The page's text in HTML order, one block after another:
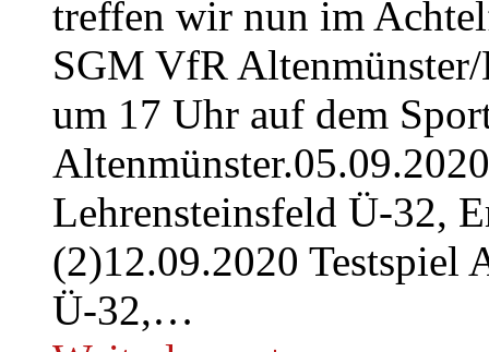
treffen wir nun im
SGM VfR
um 17 Uhr auf dem
Lehrensteinsfeld Ü-32,
(2)12.09.2020 Testspiel
Ü-32,…